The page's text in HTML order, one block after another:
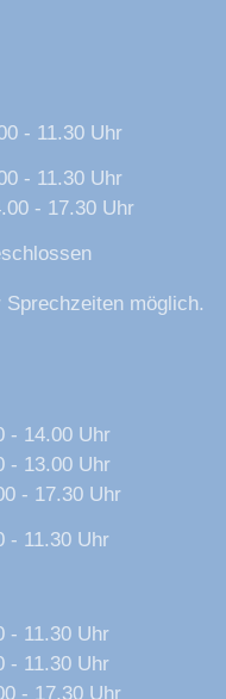
- 11.30 Uhr
- 11.30 Uhr
- 17.30 Uhr
möglich.
- 14.00 Uhr
- 13.00 Uhr
- 17.30 Uhr
- 11.30 Uhr
- 11.30 Uhr
- 11.30 Uhr
- 17.30 Uhr